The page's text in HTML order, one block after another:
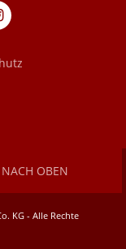
eventpeppers
NACH OBEN
KG - Alle Rechte